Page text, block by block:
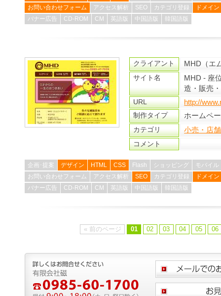
お問い合わせフォーム
アクセス解析 SEO カテゴリ登録
ドメイン
バナー広告
CD-ROM CM 英語版 中国語版 韓国語版
クライアント MHD（エ
サイト名
MHD - 座
造・販売
URL http://
制作タイプ ホームペ
カテゴリ 小売・店
コメント
企画･提案 デザイン HTML CSS Flash ショッピング
モバイル
お問い合わせフォーム
アクセス解析 SEO カテゴリ登録
ドメイン
バナー広告
CD-ROM CM 英語版 中国語版 韓国語版
« 前のページ 01 02 03 04 05 06